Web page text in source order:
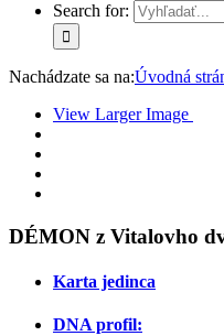
Search for:
Nachádzate sa na:Úvodná
View Larger Image
DÉMON z Vitalovho
Karta jedinca
DNA profil: